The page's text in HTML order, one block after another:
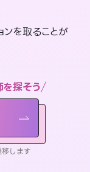
ンを取ることが
探そう
します